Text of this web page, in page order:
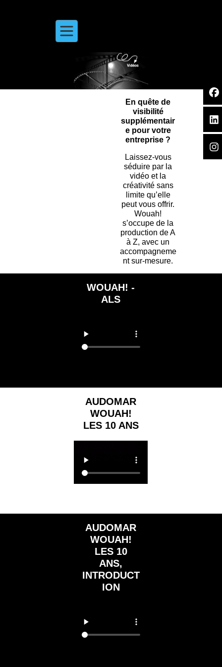
En quête de
visibilité
supplémentair
e pour votre
entreprise ?
Laissez-vous
séduire par la
vidéo et la
créativité sans
limite qu’elle
peut vous offrir.
Wouah!
s’occupe de la
production de A
à Z, avec un
accompagneme
nt sur-mesure.
WOUAH! -
ALS
AUDOMAR
WOUAH!
LES 10 ANS
AUDOMAR
WOUAH!
LES 10
ANS,
INTRODUCT
ION